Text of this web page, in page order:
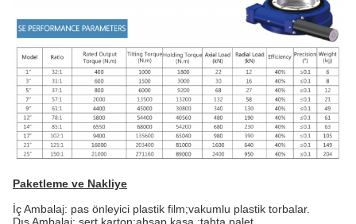
Paketleme ve Nakliye
İç Ambalaj: pas önleyici plastik film;vakumlu plastik torbalar.
Dış Ambalaj: sert karton;ahşap kasa ;tahta palet.